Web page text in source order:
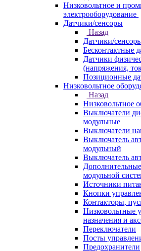
Низковольтное и
электрооборудование
Датчики/сенсоры
Назад
Датчики/
Бесконтактные
Датчики
(напряжения,
Позиционные
Низковольтное
Назад
Низковольтное
Выключатели
модульные
Выключатели
Выключатель
модульный
Выключатель
модульной
Источники
Кнопки
Контакторы,
Низковольтные
назначения и
Переключатели
Посты
Предохранители